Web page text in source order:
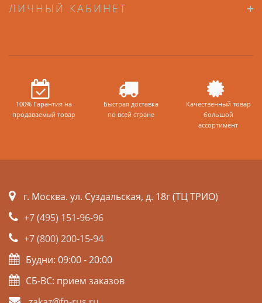
ЛИЧНЫЙ КАБИНЕТ
100% Гарантия на
продаваемый товар
Быстрая доставка
по всей стране
Качественный товар
большой
ассортимент
г. Москва. ул. Суздальская, д. 18г (ТЦ ТРИО)
+7 (495) 151-96-96
+7 (800) 200-15-94
Будни: 09:00 - 20:00
СБ-ВС: прием заказов